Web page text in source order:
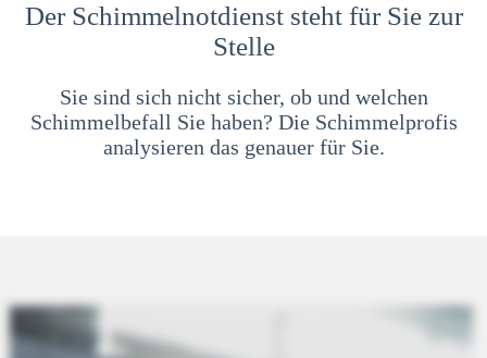
Der Schimmelnotdienst steht für Sie zur
Stelle
Sie sind sich nicht sicher, ob und welchen
Schimmelbefall Sie haben? Die Schimmelprofis
analysieren das genauer für Sie.